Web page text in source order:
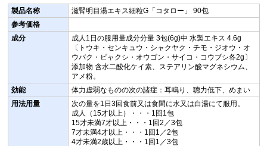
製品名称
滋腎明目湯エキス細粒G「コタロー」 90包
参考価格
成分
成人1日の服用量成分分量 3包(6g)中 水製エキス 4.6g
〔トウキ・センキュウ・シャクヤク・チモ・ジオウ・オ
ウバク・ビャクシ・オウゴン・サイコ・コウブシ各2g〕
添加物 含水二酸化ケイ素、ステアリン酸マグネシウム、
アメ粉。
効能
体力虚弱なものの次の諸症：耳鳴り、聴力低下、めまい
用法用量
次の量を1日3回食前又は食間に水又は白湯にて服用。
成人（15才以上）・・・1回1包
15才未満7才以上・・・1回2／3包
7才未満4才以上・・・1回1／2包
4才未満2歳以上・・・1回1／3包